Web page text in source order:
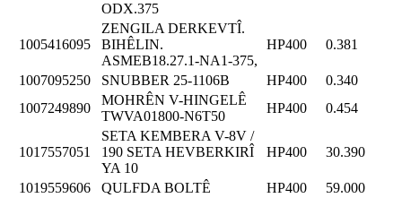
ODX.375
1005416095
ZENGILA DERKEVTÎ.
BIHÊLIN.
ASMEB18.27.1-NA1-375,
HP400 0.381
1007095250 SNUBBER 25-1106B HP400
0.340
1007249890
MOHRÊN V-HINGELÊ
TWVA01800-N6T50
HP400 0.454
1017557051
SETA KEMBERA V-8V /
190 SETA HEVBERKIRÎ
YA 10
HP400 30.390
1019559606 QULFDA BOLTÊ HP400
59.000